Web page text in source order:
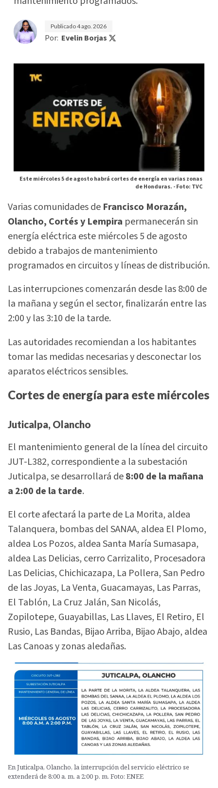
Publicado4 ago. 2026
Por: Evelin Borjas
Este miércoles 5 de agosto habrá cortes de energía en varias zonas
de Honduras. -Foto: TVC
Varias comunidades de Francisco Morazán,
Olancho, Cortés y Lempira permanecerán sin
energía eléctrica este miércoles 5 de agosto
debido a trabajos de mantenimiento
programados en circuitos y líneas de distribución.
Las interrupciones comenzarán desde las 8:00 de
la mañana y según el sector, finalizarán entre las
2:00 y las 3:10 de la tarde.
Las autoridades recomiendan a los habitantes
tomar las medidas necesarias y desconectar los
aparatos eléctricos sensibles.
Cortes de energía para este miércoles
Juticalpa, Olancho
El mantenimiento general de la línea del circuito
JUT-L382, correspondiente a la subestación
Juticalpa, se desarrollará de8:00 de la mañana
a 2:00 de la tarde.
El corte afectará la parte de La Morita, aldea
Talanquera, bombas del SANAA, aldea El Plomo,
aldea Los Pozos, aldea Santa María Sumasapa,
aldea Las Delicias, cerro Carrizalito, Procesadora
Las Delicias, Chichicazapa, La Pollera, San Pedro
de las Joyas, La Venta, Guacamayas, Las Parras,
El Tablón, La Cruz Jalán, San Nicolás,
Zopilotepe, Guayabillas, Las Llaves, El Retiro, El
Rusio, Las Bandas, Bijao Arriba, Bijao Abajo, aldea
Las Canoas y zonas aledañas.
En Juticalpa, Olancho, la interrupción del servicio eléctrico se
extenderá de 8:00 a. m. a 2:00 p. m. Foto: ENEE